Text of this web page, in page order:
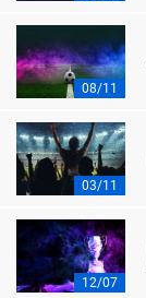
08/11
03/11
12/07